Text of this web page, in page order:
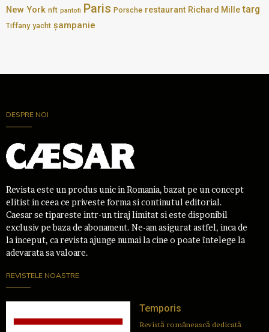
New York nft pantofi Paris Porsche restaurant Richard Mille targ
Tiffany yacht șampanie
DESPRE NOI
Revista este un produs unic in Romania, bazat pe un concept
elitist in ceea ce priveste forma si continutul editorial.
Caesar se tipareste intr-un tiraj limitat si este disponibil
exclusiv pe baza de abonament. Ne-am asigurat astfel, inca de
la inceput, ca revista ajunge numai la cine o poate întelege la
adevarata sa valoare.
REVISTELE NOASTRE
Temporis
Revistă românească dedicată